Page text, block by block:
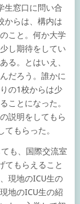
生窓口に問い合
からは、構内は
こと。何か大学
し期待をしてい
る。とはいえ、
だろう。誰かに
の1校からは少
ことになった。
説明をしてもら
もらった。
も、国際交流室
てもらえること
現地のICU生の
地のICU生の紹